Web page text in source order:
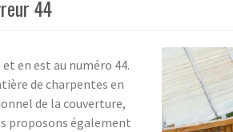
44
en est au numéro 44.
de charpentes en
de la couverture,
proposons également